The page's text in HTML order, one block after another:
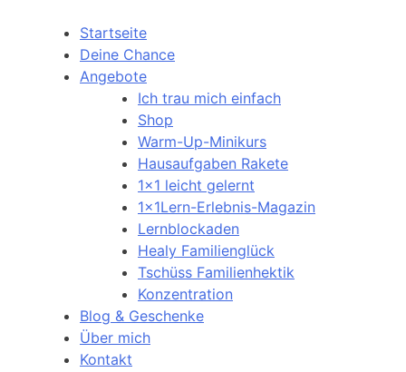
Startseite
Deine Chance
Angebote
Ich trau mich einfach
Shop
Warm-Up-Minikurs
Hausaufgaben Rakete
1×1 leicht gelernt
1x1Lern-Erlebnis-Magazin
Lernblockaden
Healy Familienglück
Tschüss Familienhektik
Konzentration
Blog & Geschenke
Über mich
Kontakt